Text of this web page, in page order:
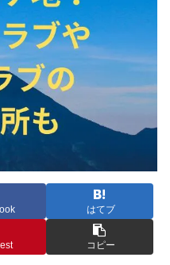
はてブ
コピー